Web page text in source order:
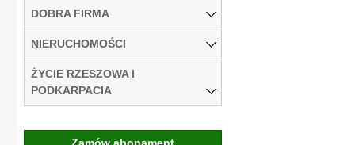
DOBRA FIRMA
NIERUCHOMOŚCI
ŻYCIE RZESZOWA I
PODKARPACIA
Zamów abonament